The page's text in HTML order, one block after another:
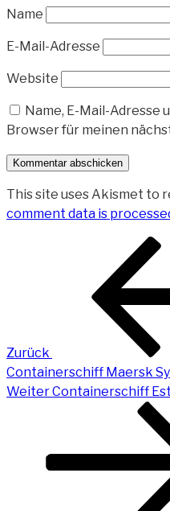
Name
E-Mail-Adresse
Website
Name, E-Mail-Adresse
Browser für meinen
This site uses Akismet to
comment data is
Zurück
Containerschiff Maersk
Nächster
WeiterContainerschiff